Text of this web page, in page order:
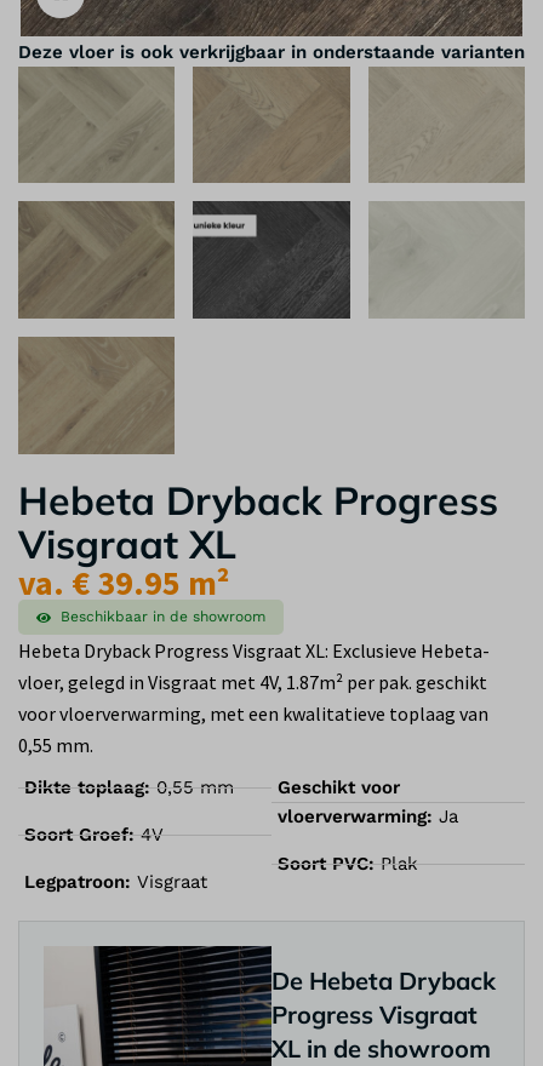
Deze vloer is ook verkrijgbaar in onderstaande varianten
Hebeta Dryback Progress
Visgraat XL
va. € 39.95 m²
Beschikbaar in de showroom
Hebeta Dryback Progress Visgraat XL: Exclusieve Hebeta-
vloer, gelegd in Visgraat met 4V, 1.87m² per pak. geschikt
voor vloerverwarming, met een kwalitatieve toplaag van
0,55 mm.
Dikte toplaag:0,55 mm
Soort Groef:4V
Legpatroon: Visgraat
Geschikt voor
vloerverwarming: Ja
Soort PVC:Plak
De Hebeta Dryback
Progress Visgraat
XL in de showroom